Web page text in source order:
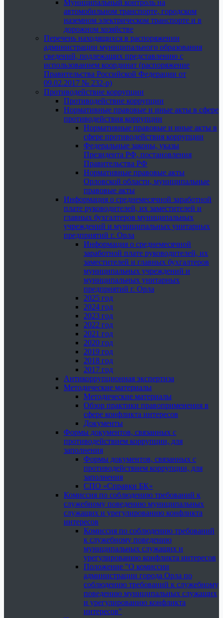
Муниципальный контроль на
автомобильном транспорте, городском
наземном электрическом транспорте и в
дорожном хозяйстве
Перечень находящихся в распоряжении
администрации муниципального образования
сведений, подлежащих представлению с
использованием координат (распоряжение
Правительства Российской Федерации от
09.02.2017 № 232-р)
Противодействие коррупции
Противодействие коррупции
Нормативные правовые и иные акты в сфере
противодействия коррупции
Нормативные правовые и иные акты в
сфере противодействия коррупции
Федеральные законы, указы
Президента РФ, постановления
Правительства РФ
Нормативные правовые акты
Орловской области, муниципальные
правовые акты
Информация о среднемесячной заработной
плате руководителей, их заместителей и
главных бухгалтеров муниципальных
учреждений и муниципальных унитарных
предприятий г. Орла
Информация о среднемесячной
заработной плате руководителей, их
заместителей и главных бухгалтеров
муниципальных учреждений и
муниципальных унитарных
предприятий г. Орла
2025 год
2024 год
2023 год
2022 год
2021 год
2020 год
2019 год
2018 год
2017 год
Антикоррупционная экспертиза
Методические материалы
Методические материалы
Обзор практики правоприменения в
сфере конфликта интересов
Документы
Формы документов, связанных с
противодействием коррупции, для
заполнения
Формы документов, связанных с
противодействием коррупции, для
заполнения
СПО «Справки БК»
Комиссия по соблюдению требований к
служебному поведению муниципальных
служащих и урегулированию конфликта
интересов
Комиссия по соблюдению требований
к служебному поведению
муниципальных служащих и
урегулированию конфликта интересов
Положение "О комиссии
администрации города Орла по
соблюдению требований к служебному
поведению муниципальных служащих
и урегулированию конфликта
интересов"